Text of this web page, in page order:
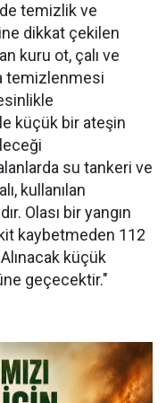
temizlik ve
dikkat çekilen
kuru ot, çalı ve
temizlenmesi
küçük bir ateşin
su tankeri ve
kullanılan
Olası bir yangın
kaybetmeden 112
küçük
geçecektir."